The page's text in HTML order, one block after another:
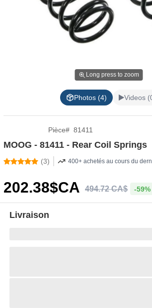
Long press to zoom
Photos (4) Videos
Pièce# 81411
MOOG - 81411 - Rear Coil Springs
(3) 400+ achetés au cours du
202.38$CA 494.72CA$ -59%
Livraison